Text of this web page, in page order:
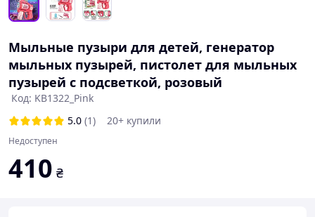
Мыльные пузыри для детей, генератор
мыльных пузырей, пистолет для мыльных
пузырей с подсветкой, розовый
Код: KB1322_Pink
5.0 (1) 20+ купили
Недоступен
410 ₴